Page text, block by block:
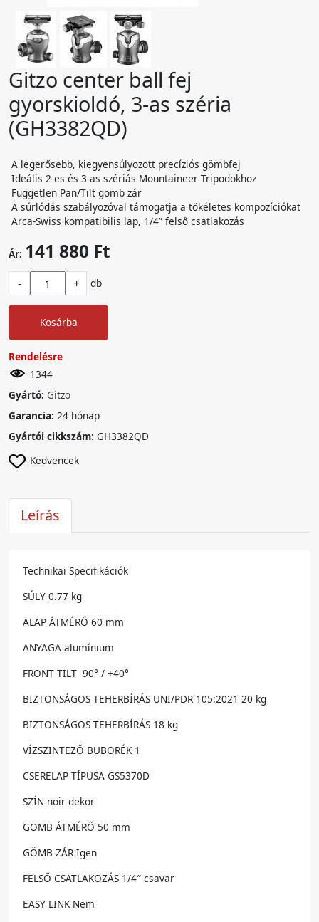
Gitzo center ball fej
gyorskioldó, 3-as széria
(GH3382QD)
A legerősebb, kiegyensúlyozott precíziós gömbfej
Ideális 2-es és 3-as szériás Mountaineer Tripodokhoz
Független Pan/Tilt gömb zár
A súrlódás szabályozóval támogatja a tökéletes kompozíciókat
Arca-Swiss kompatibilis lap, 1/4” felső csatlakozás
Ár: 141 880 Ft
- + db
Kosárba
Rendelésre
1344
Gyártó: Gitzo
Garancia: 24 hónap
Gyártói cikkszám: GH3382QD
Kedvencek
Leírás
Technikai Specifikációk
SÚLY 0.77 kg
ALAP ÁTMÉRŐ 60 mm
ANYAGA alumínium
FRONT TILT -90° / +40°
BIZTONSÁGOS TEHERBÍRÁS UNI/PDR 105:2021 20 kg
BIZTONSÁGOS TEHERBÍRÁS 18 kg
VÍZSZINTEZŐ BUBORÉK 1
CSERELAP TÍPUSA GS5370D
SZÍN noir dekor
GÖMB ÁTMÉRŐ 50 mm
GÖMB ZÁR Igen
FELSŐ CSATLAKOZÁS 1/4″ csavar
EASY LINK Nem